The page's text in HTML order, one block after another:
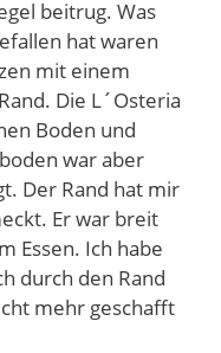
beitrug. Was
hat waren
mit einem
Die L´Osteria
Boden und
war aber
Der Rand hat mir
Er war breit
Essen. Ich habe
durch den Rand
mehr geschafft